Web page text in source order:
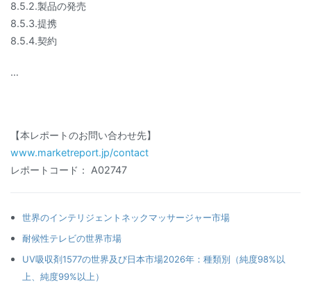
8.5.2.製品の発売
8.5.3.提携
8.5.4.契約
…
【本レポートのお問い合わせ先】
www.marketreport.jp/contact
レポートコード： A02747
世界のインテリジェントネックマッサージャー市場
耐候性テレビの世界市場
UV吸収剤1577の世界及び日本市場2026年：種類別（純度98%以
上、純度99%以上）